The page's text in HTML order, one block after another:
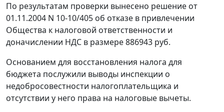
По результатам проверки вынесено решение от
01.11.2004 N 10-10/405 об отказе в привлечении
Общества к налоговой ответственности и
доначислении НДС в размере 886943 руб.
Основанием для восстановления налога для
бюджета послужили выводы инспекции о
недобросовестности налогоплательщика и
отсутствии у него права на налоговые вычеты.